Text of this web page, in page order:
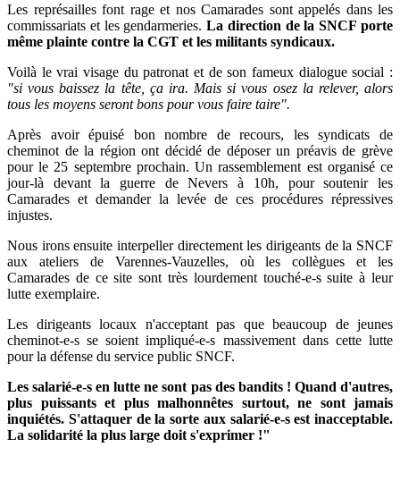
Les représailles font rage et nos Camarades sont appelés dans les
commissariats et les gendarmeries.La direction de la SNCF porte
même plainte contre la CGT et les militants syndicaux.
Voilà le vrai visage du patronat et de son fameux dialogue social :
"si vous baissez la tête, ça ira. Mais si vous osez la relever, alors
tous les moyens seront bons pour vous faire taire".
Après avoir épuisé bon nombre de recours, les syndicats de
cheminot de la région ont décidé de déposer un préavis de grève
pour le 25 septembre prochain. Un rassemblement est organisé ce
jour-là devant la guerre de Nevers à 10h, pour soutenir les
Camarades et demander la levée de ces procédures répressives
injustes.
Nous irons ensuite interpeller directement les dirigeants de la SNCF
aux ateliers de Varennes-Vauzelles, où les collègues et les
Camarades de ce site sont très lourdement touché-e-s suite à leur
lutte exemplaire.
Les dirigeants locaux n'acceptant pas que beaucoup de jeunes
cheminot-e-s se soient impliqué-e-s massivement dans cette lutte
pour la défense du service public SNCF.
Les salarié-e-s en lutte ne sont pas des bandits ! Quand d'autres,
plus puissants et plus malhonnêtes surtout, ne sont jamais
inquiétés. S'attaquer de la sorte aux salarié-e-s est inacceptable.
La solidarité la plus large doit s'exprimer !"